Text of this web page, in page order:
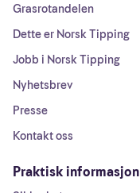
Grasrotandelen
Dette er Norsk Tipping
Jobb i Norsk Tipping
Nyhetsbrev
Presse
Kontakt oss
Praktisk informasjon